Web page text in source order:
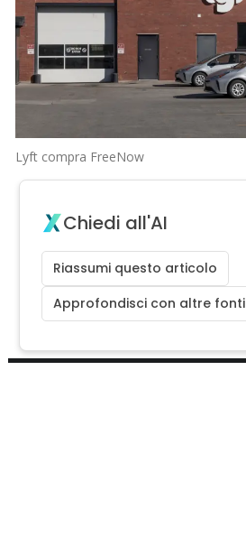
Lyft compra FreeNow
Chiedi all'AI
Riassumi questo articolo
Approfondisci con altre fonti